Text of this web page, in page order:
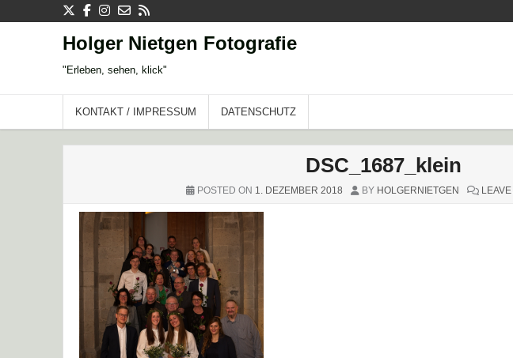
to
Holger Nietgen Fotografie
"Erleben, sehen, klick"
KONTAKT / IMPRESSUM DATENSCHUTZ
DSC_1687_klein
POSTED ON 1. DEZEMBER 2018 BY HOLGERNIETGEN